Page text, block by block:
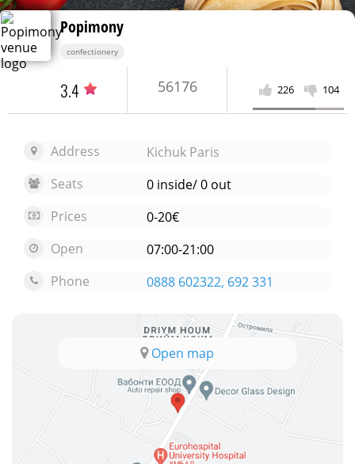
Popimony
confectionery
3.4 56176 226 104
Address
Kichuk Paris
Seats
0 inside/ 0 out
Prices
0-20€
Open
07:00-21:00
Phone
0888 602322, 692 331
Open map